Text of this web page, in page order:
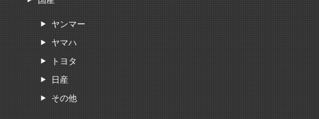
ヤンマー
ヤマハ
トヨタ
日産
その他